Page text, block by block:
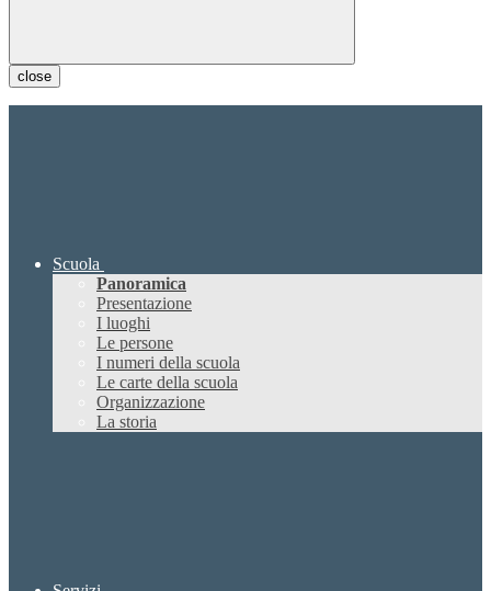
close
Scuola
Panoramica
Presentazione
I luoghi
Le persone
I numeri della scuola
Le carte della scuola
Organizzazione
La storia